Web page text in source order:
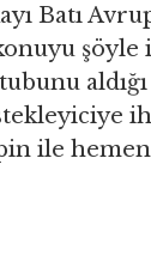
Batı
şöyle
ile